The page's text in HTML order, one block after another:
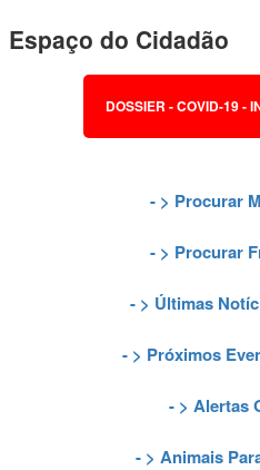
Espaço do Cidadão
DOSSIER - COVID-19 -
- > Procurar
- > Procurar
- > Últimas
- > Próximos
- > Alertas
- > Animais